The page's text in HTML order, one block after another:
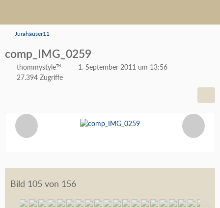
Jurahäuser11
comp_IMG_0259
thommystyle™
1. September 2011 um 13:56
27.394 Zugriffe
Bild 105 von 156